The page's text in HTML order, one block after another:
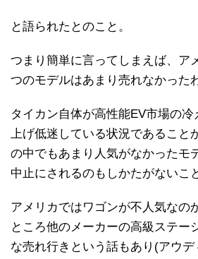
と語られたとのこと。
つまり簡単に言ってしまえば、ア
つのモデルはあまり売れなかった
タイカン自体が高性能EV市場の冷
上げ低迷している状況であること
の中でもあまり人気がなかったモ
中止にされるのもしかたがないこ
アメリカではワゴンが不人気なの
ところ他のメーカーの高級ステー
な売れ行きという話もあり(アウデ